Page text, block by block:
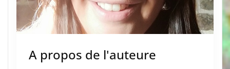
A propos de l'auteure